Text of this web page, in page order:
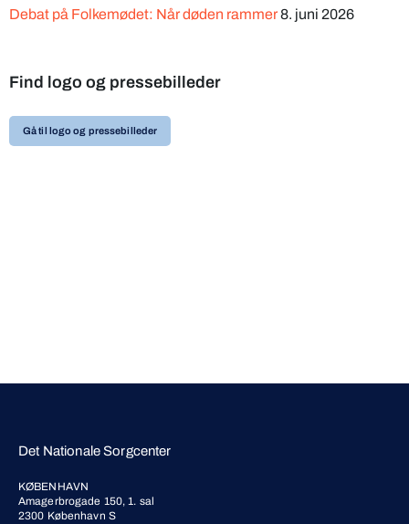
Debat på Folkemødet: Når døden rammer8. juni 2026
Find logo og pressebilleder
Gå til logo og pressebilleder
Det Nationale Sorgcenter
KØBENHAVN
Amagerbrogade 150, 1. sal
2300 København S